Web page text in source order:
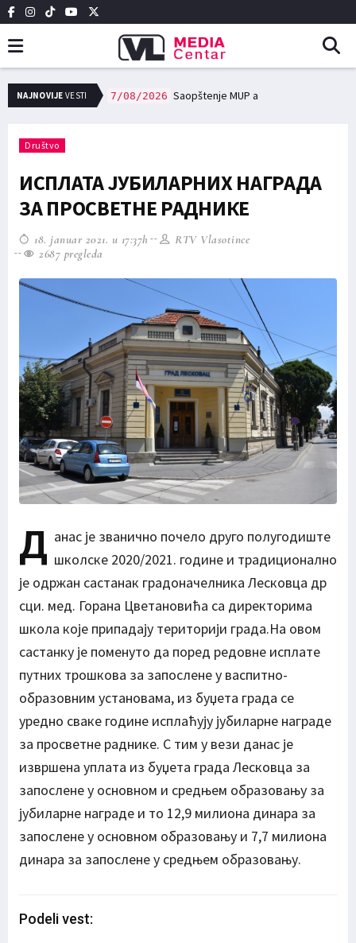
NAJNOVIJE VESTI
и редовне трошкове у области образовања и културе исплаћено 12,7 милиона динара 7/08/2026 Saopštenje MUP a
Društvo
ИСПЛАТА ЈУБИЛАРНИХ НАГРАДА
ЗА ПРОСВЕТНЕ РАДНИКЕ
18. januar 2021. u 17:37h
RTV Vlasotince
2687 pregleda
Д анас је званично почело друго полугодиште
школске 2020/2021. године и традиционално
је одржан састанак градоначелника Лесковца др
сци. мед. Горана Цветановића са директорима
школа које припадају територији града.На овом
састанку је поменуто да поред редовне исплате
путних трошкова за запослене у васпитно-
образовним установама, из буџета града се
уредно сваке године исплаћују јубиларне награде
за просветне раднике. С тим у вези данас је
извршена уплата из буџета града Лесковца за
запослене у основном и средњем образовању за
јубиларне награде и то 12,9 милиона динара за
запослене у основном образовању и 7,7 милиона
динара за запослене у средњем образовању.
Podeli vest: